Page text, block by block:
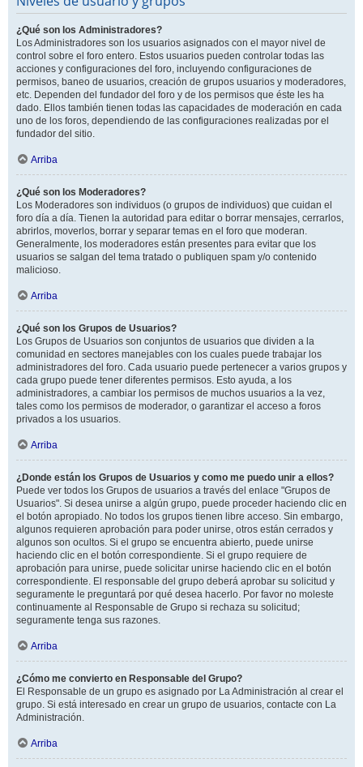
¿Qué son los Administradores?
Los Administradores son los usuarios asignados con el mayor nivel de
control sobre el foro entero. Estos usuarios pueden controlar todas las
acciones y configuraciones del foro, incluyendo configuraciones de
permisos, baneo de usuarios, creación de grupos usuarios y moderadores,
etc. Dependen del fundador del foro y de los permisos que éste les ha
dado. Ellos también tienen todas las capacidades de moderación en cada
uno de los foros, dependiendo de las configuraciones realizadas por el
fundador del sitio.
Arriba
¿Qué son los Moderadores?
Los Moderadores son individuos (o grupos de individuos) que cuidan el
foro día a día. Tienen la autoridad para editar o borrar mensajes, cerrarlos,
abrirlos, moverlos, borrar y separar temas en el foro que moderan.
Generalmente, los moderadores están presentes para evitar que los
usuarios se salgan del tema tratado o publiquen spam y/o contenido
malicioso.
Arriba
¿Qué son los Grupos de Usuarios?
Los Grupos de Usuarios son conjuntos de usuarios que dividen a la
comunidad en sectores manejables con los cuales puede trabajar los
administradores del foro. Cada usuario puede pertenecer a varios grupos y
cada grupo puede tener diferentes permisos. Esto ayuda, a los
administradores, a cambiar los permisos de muchos usuarios a la vez,
tales como los permisos de moderador, o garantizar el acceso a foros
privados a los usuarios.
Arriba
¿Donde están los Grupos de Usuarios y como me puedo unir a ellos?
Puede ver todos los Grupos de usuarios a través del enlace "Grupos de
Usuarios". Si desea unirse a algún grupo, puede proceder haciendo clic en
el botón apropiado. No todos los grupos tienen libre acceso. Sin embargo,
algunos requieren aprobación para poder unirse, otros están cerrados y
algunos son ocultos. Si el grupo se encuentra abierto, puede unirse
haciendo clic en el botón correspondiente. Si el grupo requiere de
aprobación para unirse, puede solicitar unirse haciendo clic en el botón
correspondiente. El responsable del grupo deberá aprobar su solicitud y
seguramente le preguntará por qué desea hacerlo. Por favor no moleste
continuamente al Responsable de Grupo si rechaza su solicitud;
seguramente tenga sus razones.
Arriba
¿Cómo me convierto en Responsable del Grupo?
El Responsable de un grupo es asignado por La Administración al crear el
grupo. Si está interesado en crear un grupo de usuarios, contacte con La
Administración.
Arriba